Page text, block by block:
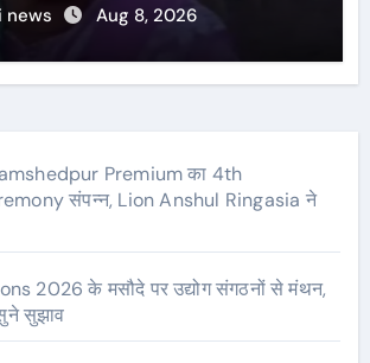
news Aug 8, 2026
Premium का 4th
संपन्न, Lion Anshul Ringasia ने
2026 के मसौदे पर उद्योग संगठनों से मंथन,
सुझाव